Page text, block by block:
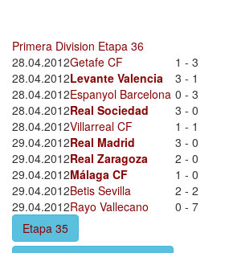
Primera Division Etapa 36
28.04.2012Getafe CF 1 - 3
28.04.2012Levante Valencia 3 - 1
28.04.2012Espanyol Barcelona 0 - 3
28.04.2012Real Sociedad 3 - 0
28.04.2012Villarreal CF 1 - 1
29.04.2012Real Madrid 3 - 0
29.04.2012Real Zaragoza 2 - 0
29.04.2012Málaga CF 1 - 0
29.04.2012Betis Sevilla 2 - 2
29.04.2012Rayo Vallecano 0 - 7
Etapa 35